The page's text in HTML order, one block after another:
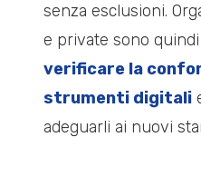
senza esclusioni.
e private sono
verificare la
strumenti digitali
adeguarli ai nuovi